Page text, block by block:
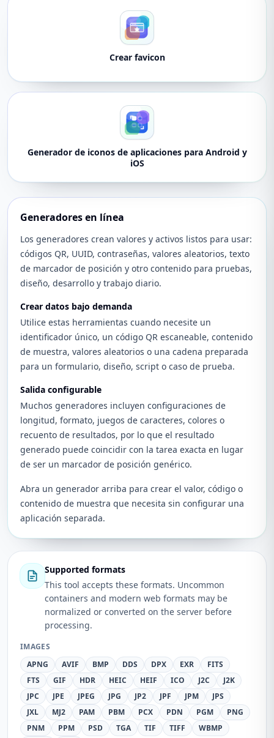
Crear favicon
Generador de iconos de aplicaciones para Android y
iOS
Generadores en línea
Los generadores crean valores y activos listos para usar:
códigos QR, UUID, contraseñas, valores aleatorios, texto
de marcador de posición y otro contenido para pruebas,
diseño, desarrollo y trabajo diario.
Crear datos bajo demanda
Utilice estas herramientas cuando necesite un
identificador único, un código QR escaneable, contenido
de muestra, valores aleatorios o una cadena preparada
para un formulario, diseño, script o caso de prueba.
Salida configurable
Muchos generadores incluyen configuraciones de
longitud, formato, juegos de caracteres, colores o
recuento de resultados, por lo que el resultado
generado puede coincidir con la tarea exacta en lugar
de ser un marcador de posición genérico.
Abra un generador arriba para crear el valor, código o
contenido de muestra que necesita sin configurar una
aplicación separada.
Supported formats
This tool accepts these formats. Uncommon
containers and modern web formats may be
normalized or converted on the server before
processing.
IMAGES
APNG
AVIF BMP DDS DPX EXR
FITS
FTS
GIF HDR HEIC HEIF ICO J2C
J2K
JPC
JPE JPEG JPG JP2 JPF JPM
JPS
JXL
MJ2 PAM PBM PCX PDN PGM
PNG
PNM
PPM PSD TGA TIF TIFF
WBMP